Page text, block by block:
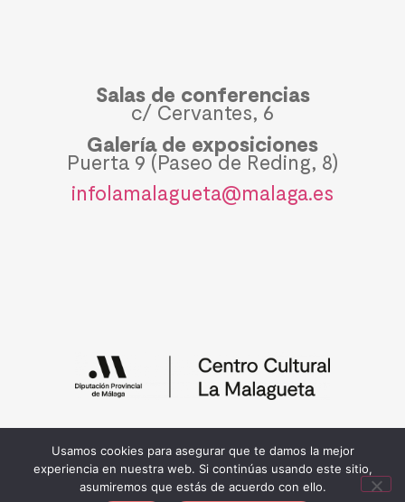
Salas de conferencias
c/ Cervantes, 6
Galería de exposiciones
Puerta 9 (Paseo de Reding, 8)
infolamalagueta@malaga.es
© 2026 Diputación de Málaga
Usamos cookies para asegurar que te damos la mejor
experiencia en nuestra web. Si continúas usando este sitio,
asumiremos que estás de acuerdo con ello.